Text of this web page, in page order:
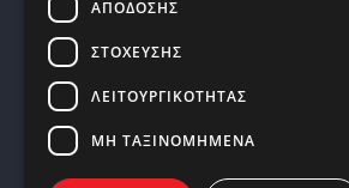
Ευκαιρίες Εργοδότησης
ΑΠΌΔΟΣΗΣ
ΣΤΌΧΕΥΣΗΣ
ΛΕΙΤΟΥΡΓΙΚΌΤΗΤΑΣ
ΜΗ ΤΑΞΙΝΟΜΗΜΈΝΑ